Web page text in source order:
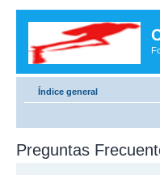
Índice general
Preguntas